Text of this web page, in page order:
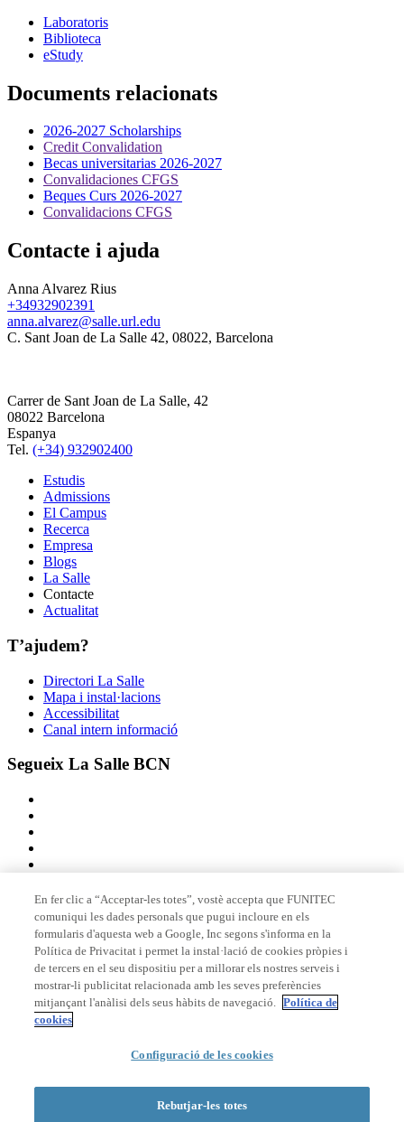
Laboratoris
Biblioteca
eStudy
Documents relacionats
2026-2027 Scholarships
Credit Convalidation
Becas universitarias 2026-2027
Convalidaciones CFGS
Beques Curs 2026-2027
Convalidacions CFGS
Contacte i ajuda
Anna Alvarez Rius
+34932902391
anna.alvarez@salle.url.edu
C. Sant Joan de La Salle 42, 08022, Barcelona
Carrer de Sant Joan de La Salle, 42
08022 Barcelona
Espanya
Tel. (+34) 932902400
Estudis
Admissions
El Campus
Recerca
Empresa
Blogs
La Salle
Contacte
Actualitat
T’ajudem?
Directori La Salle
Mapa i instal·lacions
Accessibilitat
Canal intern informació
Segueix La Salle BCN
Membre de
Acreditacions
© 2026 La Salle Campus Barcelona - URL |Avís legal
Formulari de cerca
En fer clic a “Acceptar-les totes”, vostè accepta que FUNITEC
comuniqui les dades personals que pugui incloure en els
formularis d'aquesta web a Google, Inc segons s'informa en la
Política de Privacitat i permet la instal·lació de cookies pròpies i
de tercers en el seu dispositiu per a millorar els nostres serveis i
mostrar-li publicitat relacionada amb les seves preferències
mitjançant l'anàlisi dels seus hàbits de navegació. Política de
cookies
Configuració de les cookies
Rebutjar-les totes